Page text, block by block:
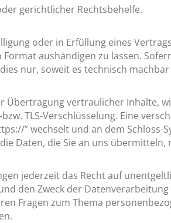
gerichtlicher Rechtsbehelfe.
oder in Erfüllung eines
aushändigen zu lassen.
nur, soweit es technisch machbar
vertraulicher Inhalte,
TLS-Verschlüsselung. Eine
” wechselt und an dem Schloss-
Daten, die Sie an uns
jederzeit das Recht auf
den Zweck der
Fragen zum Thema